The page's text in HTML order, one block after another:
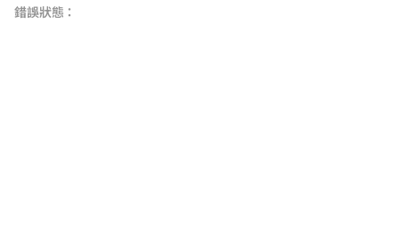
錯誤狀態：